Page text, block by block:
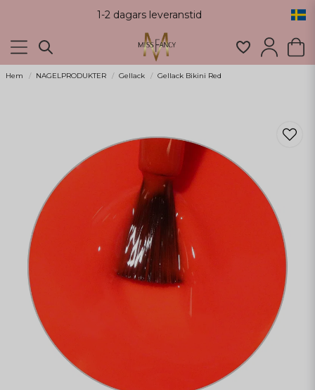
1-2 dagars leveranstid
Hem NAGELPRODUKTER Gellack Gellack Bikini Red